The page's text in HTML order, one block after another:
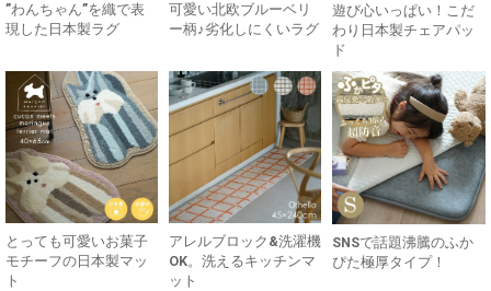
”わんちゃん”を織で表
現した日本製ラグ
可愛い北欧ブルーベリ
ー柄♪劣化しにくいラグ
遊び心いっぱい！こだ
わり日本製チェアパッ
ド
とっても可愛いお菓子
モチーフの日本製マッ
ト
アレルブロック&洗濯機
OK。洗えるキッチンマ
ット
SNSで話題沸騰のふか
ぴた極厚タイプ！